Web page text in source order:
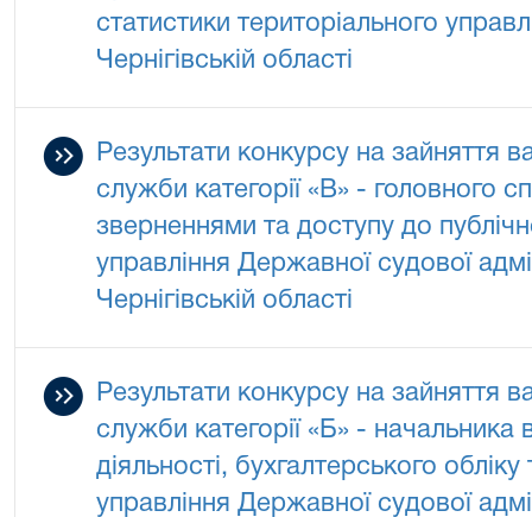
статистики територіального
Чернігівській області
Результати конкурсу на зайняття
служби категорії «В» - головного
зверненнями та доступу до
управління Державної судової
Чернігівській області
Результати конкурсу на зайняття
служби категорії «Б» - начальника
діяльності, бухгалтерського обліку
управління Державної судової